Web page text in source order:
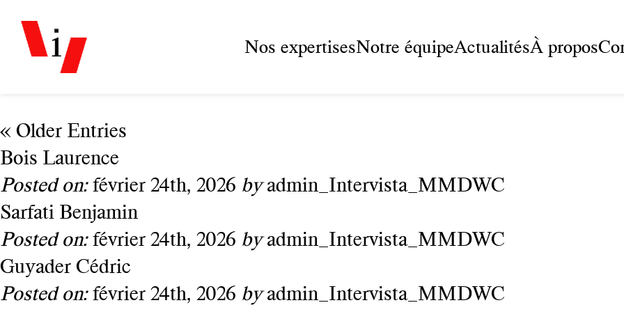
Nos expertisesNotre équipeActualitésÀ propos
« Older Entries
Bois Laurence
Posted on: février 24th, 2026 by admin_Intervista_MMDWC
Sarfati Benjamin
Posted on: février 24th, 2026 by admin_Intervista_MMDWC
Guyader Cédric
Posted on: février 24th, 2026 by admin_Intervista_MMDWC